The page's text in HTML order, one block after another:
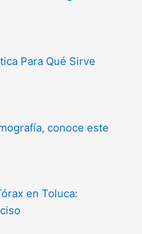
Para Qué Sirve
conoce este
en Toluca: